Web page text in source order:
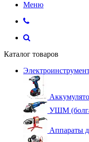
Меню
Каталог товаров
УШМ
Аппараты